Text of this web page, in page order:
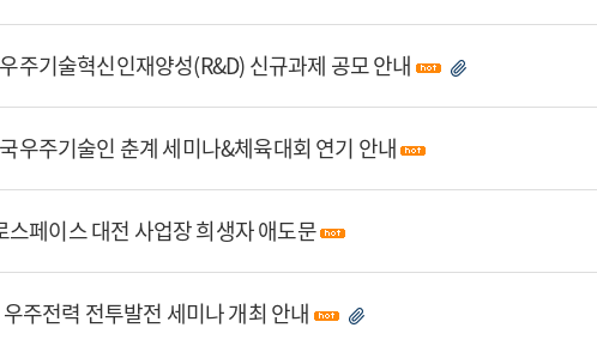
주기술혁신인재양성(R&D) 신규과제 공모 안내
우주기술인 춘계 세미나&체육대회 연기 안내
페이스 대전 사업장 희생자 애도문
주전력 전투발전 세미나 개최 안내